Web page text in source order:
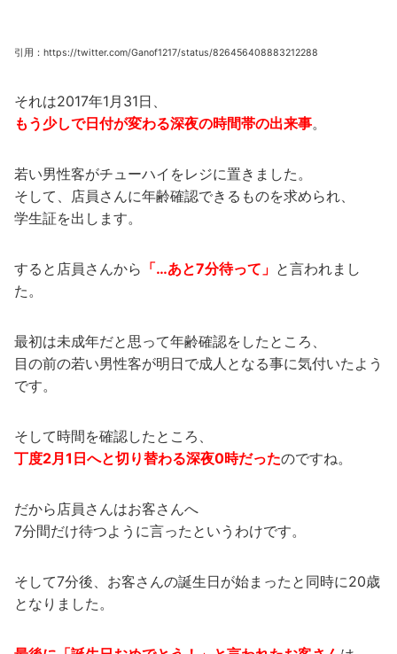
引用：https://twitter.com/Ganof1217/status/826456408883212288
それは2017年1月31日、
もう少しで日付が変わる深夜の時間帯の出来事。
若い男性客がチューハイをレジに置きました。
そして、店員さんに年齢確認できるものを求められ、
学生証を出します。
すると店員さんから 「…あと7分待って」 と言われまし
た。
最初は未成年だと思って年齢確認をしたところ、
目の前の若い男性客が明日で成人となる事に気付いたよう
です。
そして時間を確認したところ、
丁度2月1日へと切り替わる深夜0時だったのですね。
だから店員さんはお客さんへ
7分間だけ待つように言ったというわけです。
そして7分後、お客さんの誕生日が始まったと同時に20歳
となりました。